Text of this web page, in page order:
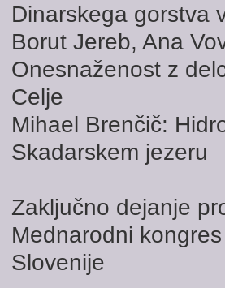
Dinarskega gorstva
Borut Jereb, Ana
Onesnaženost z
Celje
Mihael Brenčič:
Skadarskem jezeru
Zaključno dejanje
Mednarodni
Slovenije